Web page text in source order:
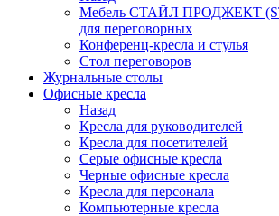
Мебель СТАЙЛ ПРОДЖЕКТ
для переговорных
Конференц-кресла и стулья
Стол переговоров
Журнальные столы
Офисные кресла
Назад
Кресла для руководителей
Кресла для посетителей
Серые офисные кресла
Черные офисные кресла
Кресла для персонала
Компьютерные кресла